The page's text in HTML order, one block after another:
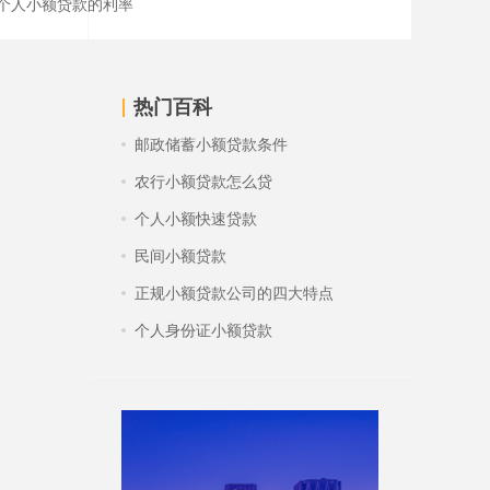
人小额贷款的利率
热门百科
邮政储蓄小额贷款条件
农行小额贷款怎么贷
个人小额快速贷款
民间小额贷款
正规小额贷款公司的四大特点
个人身份证小额贷款